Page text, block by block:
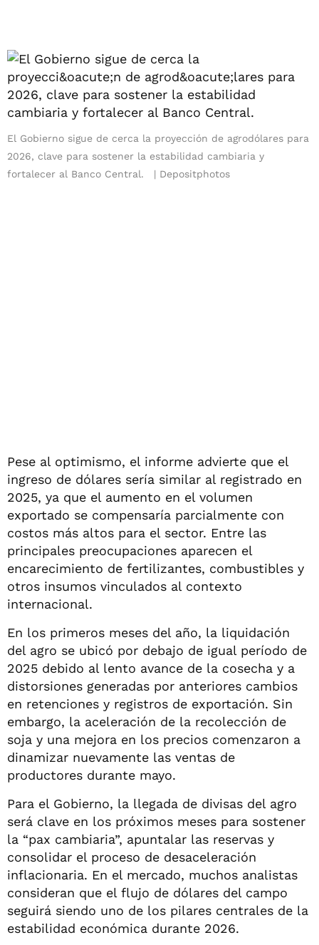
El Gobierno sigue de cerca la proyección de agrodólares para
2026, clave para sostener la estabilidad cambiaria y
fortalecer al Banco Central.
Depositphotos
Pese al optimismo, el informe advierte que el
ingreso de dólares sería similar al registrado en
2025, ya que el aumento en el volumen
exportado se compensaría parcialmente con
costos más altos para el sector. Entre las
principales preocupaciones aparecen el
encarecimiento de fertilizantes, combustibles y
otros insumos vinculados al contexto
internacional.
En los primeros meses del año, la liquidación
del agro se ubicó por debajo de igual período de
2025 debido al lento avance de la cosecha y a
distorsiones generadas por anteriores cambios
en retenciones y registros de exportación. Sin
embargo, la aceleración de la recolección de
soja y una mejora en los precios comenzaron a
dinamizar nuevamente las ventas de
productores durante mayo.
Para el Gobierno, la llegada de divisas del agro
será clave en los próximos meses para sostener
la “pax cambiaria”, apuntalar las reservas y
consolidar el proceso de desaceleración
inflacionaria. En el mercado, muchos analistas
consideran que el flujo de dólares del campo
seguirá siendo uno de los pilares centrales de la
estabilidad económica durante 2026.